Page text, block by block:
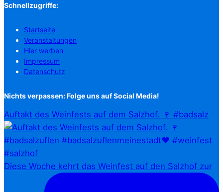
Schnellzugriffe:
Startseite
Veranstaltungen
Hier werben
Impressum
Datenschutz
Nichts verpassen: Folge uns auf Social Media!
Auftakt des Weinfests auf dem Salzhof. 🍷 #badsalz
Diese Woche kehrt das Weinfest auf den Salzhof zur